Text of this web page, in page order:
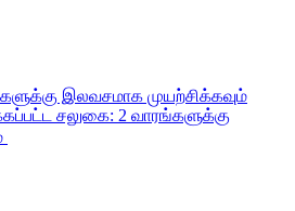
இலவசமாக முயற்சிக்கவும்
சலுகை: 2 வாரங்களுக்கு